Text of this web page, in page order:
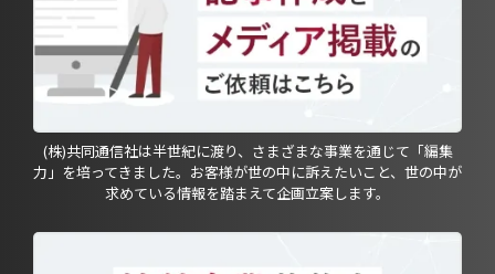
(株)共同通信社は半世紀に渡り、さまざまな事業を通じて「編集
力」を培ってきました。お客様が世の中に訴えたいこと、世の中が
求めている情報を踏まえて企画立案します。